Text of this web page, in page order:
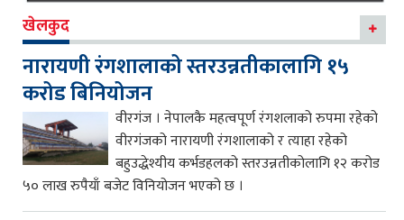
खेलकुद
नारायणी रंगशालाको स्तरउन्नतीकालागि १५
करोड बिनियोजन
वीरगंज । नेपालकै महत्वपूर्ण रंगशलाको रुपमा रहेको
वीरगंजको नारायणी रंगशालाको र त्याहा रहेको
बहुउद्धेश्यीय कर्भडहलको स्तरउन्नतीकोलागि १२ करोड
५० लाख रुपैयाँ बजेट विनियोजन भएको छ ।